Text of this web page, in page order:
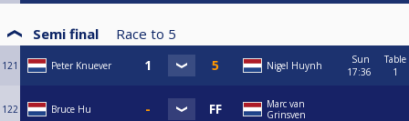
Semi final Race to 5
121 Peter Knuever Nigel Huynh
Sun
17:36
Table
1
122 Bruce Hu
Marc van
Grinsven